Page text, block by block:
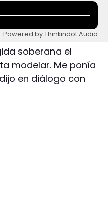
Powered by Thinkindot Audio
soberana el
modelar. Me ponía
en diálogo con